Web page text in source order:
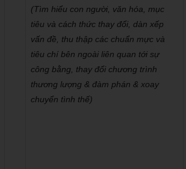
(Tìm hiểu con người, văn hóa, mục
tiêu và cách thức thay đổi, dàn xếp
vấn đề, thu thập các chuẩn mực và
tiêu chí bên ngoài liên quan tới sự
công bằng, thay đổi chương trình
thương lượng & đàm phán & xoay
chuyển tình thế)